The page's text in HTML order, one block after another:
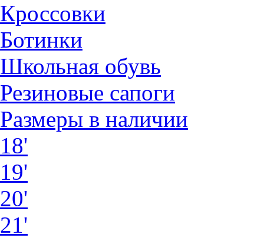
Кроссовки
Ботинки
Школьная обувь
Резиновые сапоги
Размеры в наличии
18'
19'
20'
21'